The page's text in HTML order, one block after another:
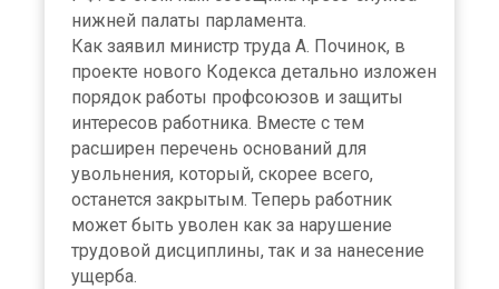
нижней палаты парламента.
Как заявил министр труда А. Починок, в
проекте нового Кодекса детально изложен
порядок работы профсоюзов и защиты
интересов работника. Вместе с тем
расширен перечень оснований для
увольнения, который, скорее всего,
останется закрытым. Теперь работник
может быть уволен как за нарушение
трудовой дисциплины, так и за нанесение
ущерба.